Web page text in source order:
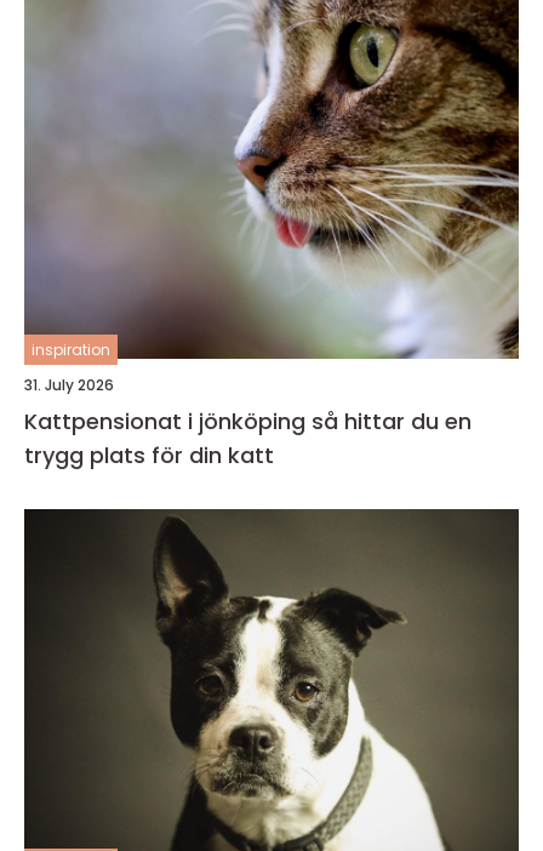
inspiration
31. July 2026
Kattpensionat i jönköping så hittar du en
trygg plats för din katt